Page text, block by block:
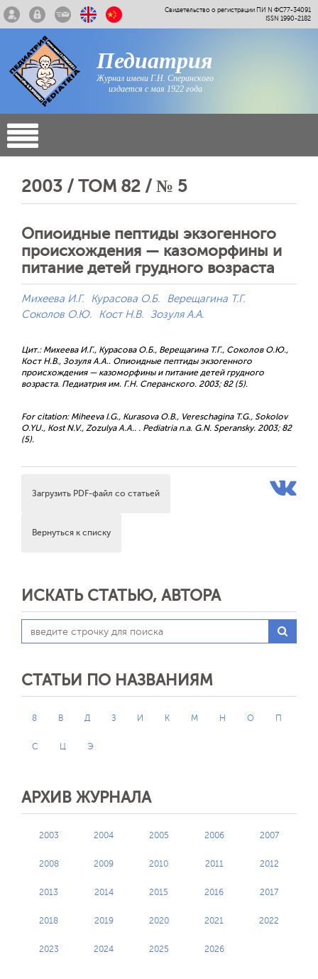
Свидетельство о регистрации ПИ N ФС77-34091
ISSN 1990-2182
Педиатрия
Журнал имени Г.Н. Сперанского
издается с мая 1922 года
2003 / ТОМ 82 / № 5
Опиоидные пептиды экзогенного
происхождения — казоморфины и
питание детей грудного возраста
Михеева И.Г. Курасова О.Б.
Верещагина Т.Г.
Соколов О.Ю.
Кост Н.В. Зозуля А.А.
Цит.: Михеева И.Г., Курасова О.Б., Верещагина Т.Г., Соколов О.Ю.,
Кост Н.В., Зозуля А.А.. Опиоидные пептиды экзогенного
происхождения — казоморфины и питание детей грудного
возраста. Педиатрия им. Г.Н. Сперанского. 2003; 82 (5).
For citation: Miheeva I.G., Kurasova O.B., Vereschagina T.G., Sokolov
O.YU., Kost N.V., Zozulya A.A.. . Pediatria n.a. G.N. Speransky. 2003; 82
(5).
Загрузить PDF-файл со статьей
Вернуться к списку
ИСКАТЬ СТАТЬЮ, АВТОРА
СТАТЬИ ПО НАЗВАНИЯМ
8 В Д З И К М Н О П
С Ц Э
АРХИВ ЖУРНАЛА
2003 2004 2005 2006 2007
2008 2009 2010 2011 2012
2013 2014 2015 2016 2017
2018 2019 2020 2021 2022
2023 2024 2025 2026